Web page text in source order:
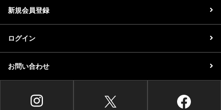
新規会員登録
ログイン
お問い合わせ